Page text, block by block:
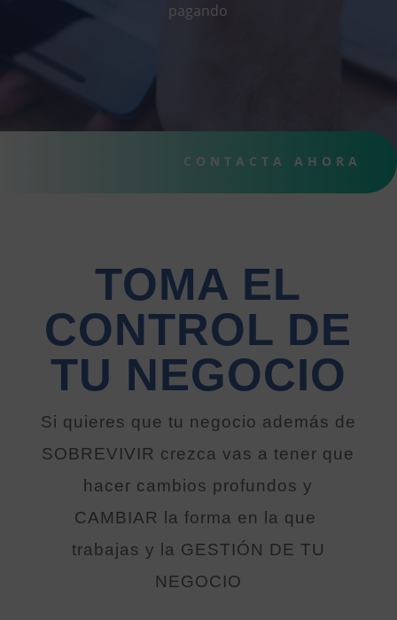
pagando
CONTACTA AHORA
TOMA EL
CONTROL DE
TU NEGOCIO
Si quieres que tu negocio además de
SOBREVIVIR crezca vas a tener que
hacer cambios profundos y
CAMBIAR la forma en la que
trabajas y la GESTIÓN DE TU
NEGOCIO